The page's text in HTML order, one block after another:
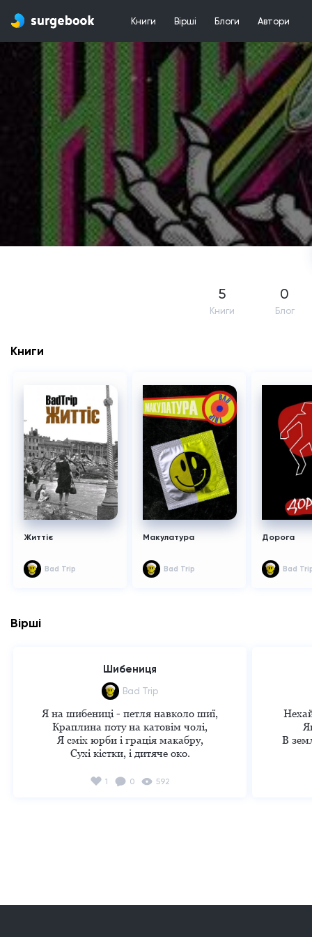
Книги Вірші Блоги Автори
5
Книги
0
Блог
Книги
Життіє
Bad Trip
Макулатура
Bad Trip
Дорога
Bad
Вірші
Шибениця
Bad Trip
Я на шибениці - петля навколо шиї,
Краплина поту на катовім чолі,
Я сміх юрби і грація макабру,
Сухі кістки, і дитяче око.
На сірому лиці безкрая пустота,
1 0 592
В